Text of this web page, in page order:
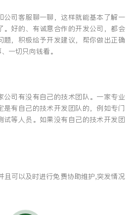
公司客服聊一聊，这样就能基本了解一
。好的、有诚意合作的开发公司，都会
题，积极给予开发建议，帮你做出正确
一切只向钱看。
公司有没有自己的技术团队。一家专业
是有自己的技术开发团队的，例如专门
试等人员。如果没有自己的技术开发团
且可以及时进行免费协助维护,突发情况